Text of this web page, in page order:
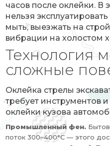
часов после оклейки. В
нельзя
мыть, выезжать на
вибрации на холостом
Технология
сложные
Оклейка стрелы
требует инструментов
оклейки кузова
Промышленный фен.
поток 300–400°C — этого